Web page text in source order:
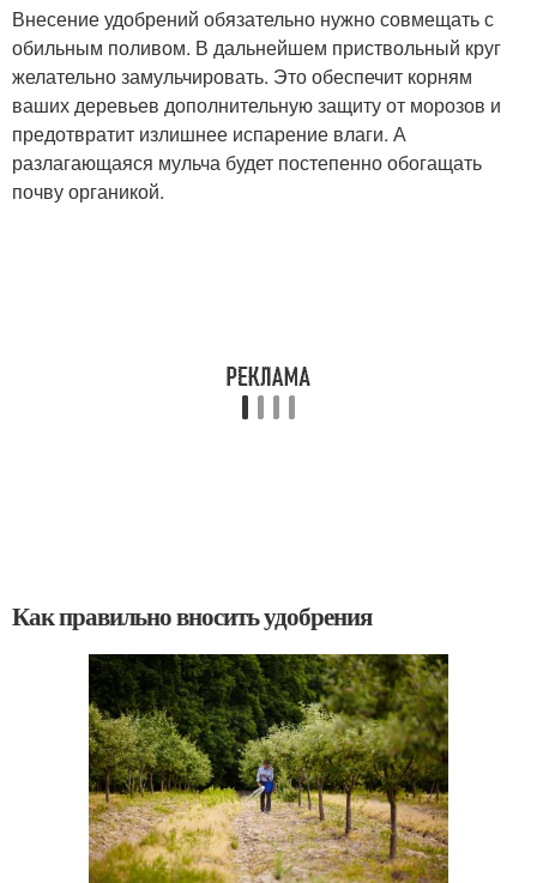
Внесение удобрений обязательно нужно совмещать с
обильным поливом. В дальнейшем приствольный круг
желательно замульчировать. Это обеспечит корням
ваших деревьев дополнительную защиту от морозов и
предотвратит излишнее испарение влаги. А
разлагающаяся мульча будет постепенно обогащать
почву органикой.
Как правильно вносить удобрения